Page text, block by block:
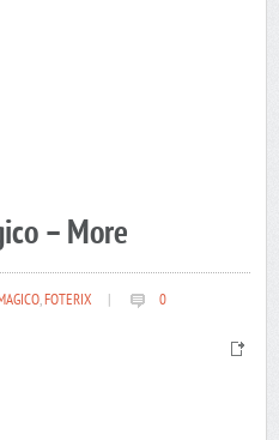
– More
,FOTERIX 0